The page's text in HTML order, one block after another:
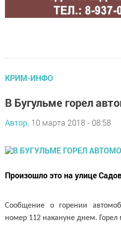
КРИМ-ИНФО
В Бугульме горел
Автор, 10 марта 2018 - 08:58
Произошло это на улице
Сообщение о горении
номер 112 накануне днем. Горел